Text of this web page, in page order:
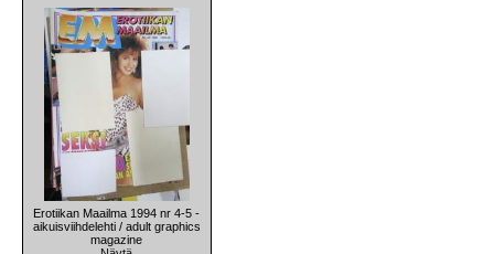
Erotiikan Maailma 1994 nr 4-5 -
aikuisviihdelehti / adult graphics
magazine